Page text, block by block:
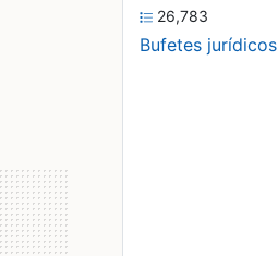
26,783
Bufetes jurídicos